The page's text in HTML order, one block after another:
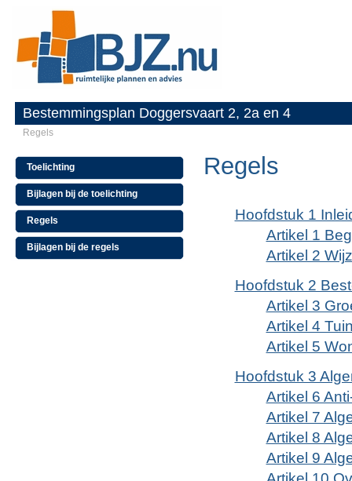
Bestemmingsplan Doggersvaart 2, 2a en 4
Regels
Toelichting
Bijlagen bij de toelichting
Regels
Bijlagen bij de regels
Regels
Hoofdstuk 1
Artikel 1
Artikel 2
Hoofdstuk 2
Artikel 3
Artikel 4
Artikel 5
Hoofdstuk 3
Artikel 6
Artikel 7
Artikel 8
Artikel 9